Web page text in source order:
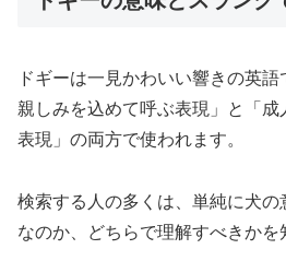
ドギーは一見かわいい響きの英
親しみを込めて呼ぶ表現」と「
表現」の両方で使われます。
検索する人の多くは、単純に犬
なのか、どちらで理解すべきかを